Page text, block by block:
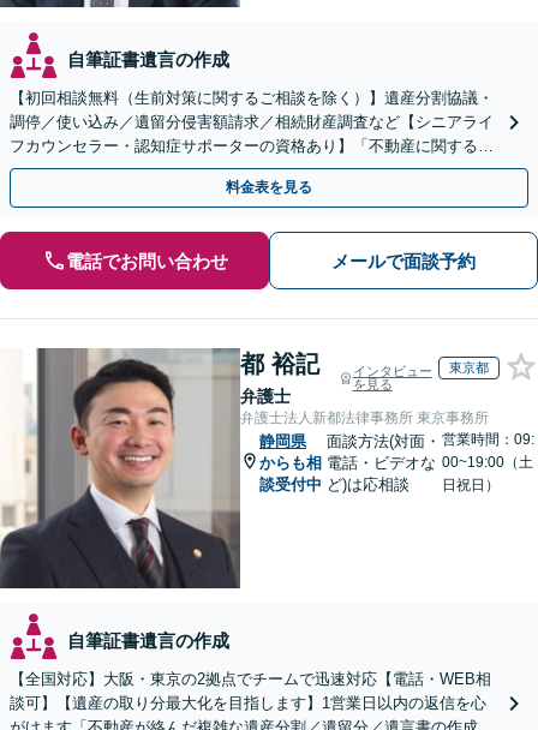
自筆証書遺言の作成
【初回相談無料（生前対策に関するご相談を除く）】遺産分割協議・
調停／使い込み／遺留分侵害額請求／相続財産調査など【シニアライ
フカウンセラー・認知症サポーターの資格あり】「不動産に関する相
続もお任せください」【当日・夜間相談可（要相談）】
料金表を見る
電話でお問い合わせ メールで面談予約
都 裕記
弁護士
インタビュー
を見る
東京都
弁護士法人新都法律事務所 東京事務所
静岡県
からも相
談受付中
面談方法(対面・
電話・ビデオな
ど)は応相談
営業時間：09:
00~19:00（土
日祝日）
自筆証書遺言の作成
【全国対応】大阪・東京の2拠点でチームで迅速対応【電話・WEB相
談可】【遺産の取り分最大化を目指します】1営業日以内の返信を心